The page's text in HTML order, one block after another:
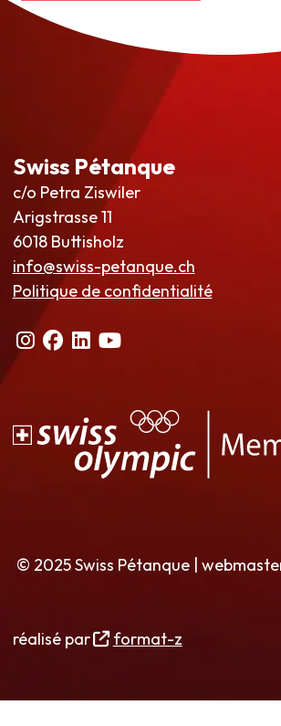
Swiss Pétanque
c/o Petra Ziswiler
Arigstrasse 11
6018 Buttisholz
info@swiss-petanque.ch
Politique de confidentialité
© 2025 Swiss Pétanque |
réalisé par format-z